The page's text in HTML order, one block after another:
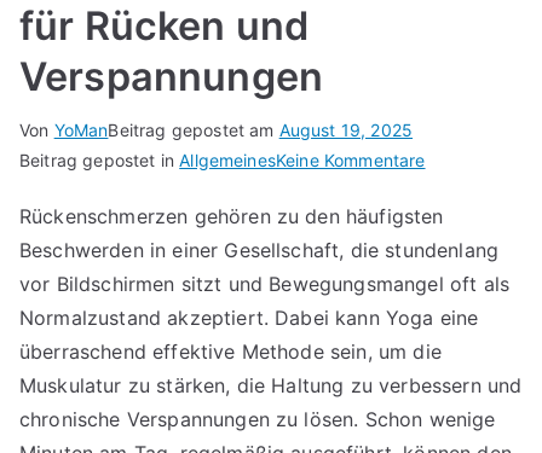
für Rücken und
Verspannungen
Von YoManBeitrag gepostet am August 19, 2025
Beitrag gepostet inAllgemeinesKeine Kommentarefür
Katzenbuckel
zur
–
Yoga
Rücken
und
Rückenschmerzen gehören zu den häufigsten
Beschwerden in einer Gesellschaft, die stundenlang
vor Bildschirmen sitzt und Bewegungsmangel oft als
Normalzustand akzeptiert. Dabei kann Yoga eine
überraschend effektive Methode sein, um die
Muskulatur zu stärken, die Haltung zu verbessern und
chronische Verspannungen zu lösen. Schon wenige